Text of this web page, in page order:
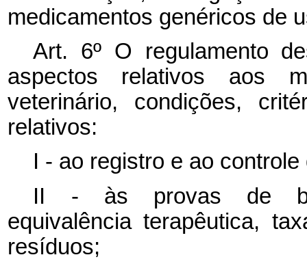
medicamentos genéricos de
Art. 6º O regulamento
aspectos relativos aos
veterinário, condições,
relativos:
I - ao registro e ao
II - às provas de
equivalência terapêutica,
resíduos;